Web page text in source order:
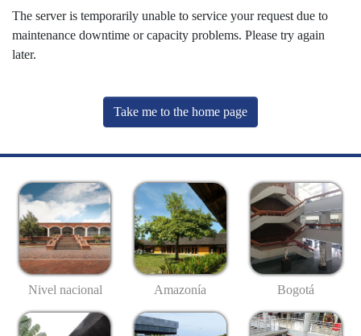
The server is temporarily unable to service your request due to
maintenance downtime or capacity problems. Please try again
later.
Take me to the home page
Nivel nacional Amazonía Bogotá